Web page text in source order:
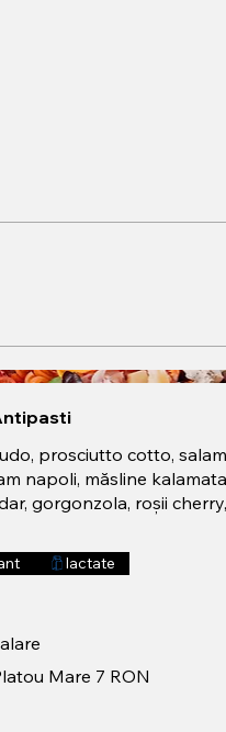
prosciutto cotto,
napoli, măsline
gorgonzola, roșii
lactate
Mare 7 RON